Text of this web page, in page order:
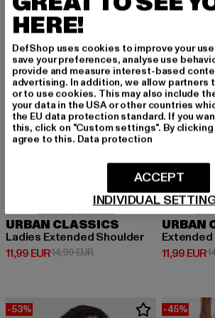
NEU -20%
URBAN CLASSICS
Ladies Extended Shoulder
11,99 EUR
Derzeitiger Preis: 11,99 EUR
14,99 EURAktionspreis: 14,99 EUR
NEU -20%
URBAN
11,99 EUR
Derzeitiger
-53% -45%
HERE!
DefShop uses cookies to improve your
save your preferences, analyse use
provide and measure interest-based
advertising. In addition, we allow partners
or to use cookies. This may also include
your data in the USA or other countries
the EU data protection standard. If you
this, click on "Custom settings". By clicking
agree to this. Data protection
INDIVIDUAL
ACCEPT